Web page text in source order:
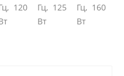
120
Гц, 125
Вт
Гц, 160
Вт